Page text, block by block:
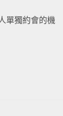
單獨約會的機